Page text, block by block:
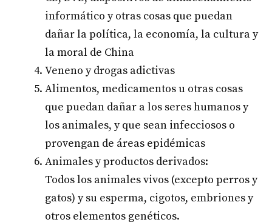
informático y otras cosas que puedan
dañar la política, la economía, la cultura y
la moral de China
Veneno y drogas adictivas
Alimentos, medicamentos u otras cosas
que puedan dañar a los seres humanos y
los animales, y que sean infecciosos o
provengan de áreas epidémicas
Animales y productos derivados:
Todos los animales vivos (excepto perros y
gatos) y su esperma, cigotos, embriones y
otros elementos genéticos.